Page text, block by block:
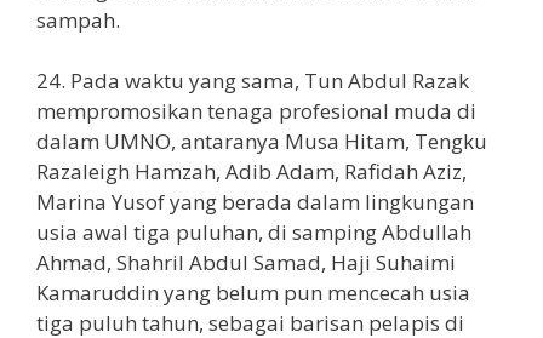
sampah.
24. Pada waktu yang sama, Tun Abdul Razak
mempromosikan tenaga profesional muda di
dalam UMNO, antaranya Musa Hitam, Tengku
Razaleigh Hamzah, Adib Adam, Rafidah Aziz,
Marina Yusof yang berada dalam lingkungan
usia awal tiga puluhan, di samping Abdullah
Ahmad, Shahril Abdul Samad, Haji Suhaimi
Kamaruddin yang belum pun mencecah usia
tiga puluh tahun, sebagai barisan pelapis di